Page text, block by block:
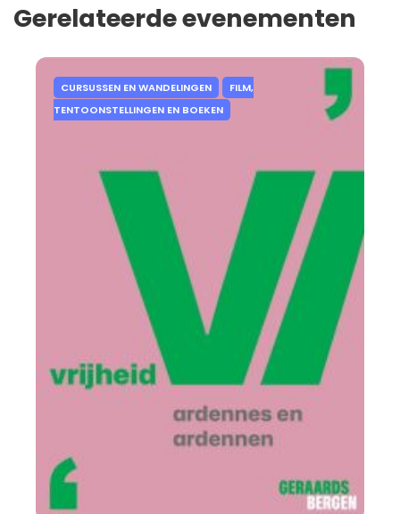
Gerelateerde evenementen
CURSUSSEN EN WANDELINGEN
FILM,
TENTOONSTELLINGEN EN BOEKEN